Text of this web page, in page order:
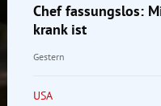
Chef fassungslos:
krank ist
Gestern
USA